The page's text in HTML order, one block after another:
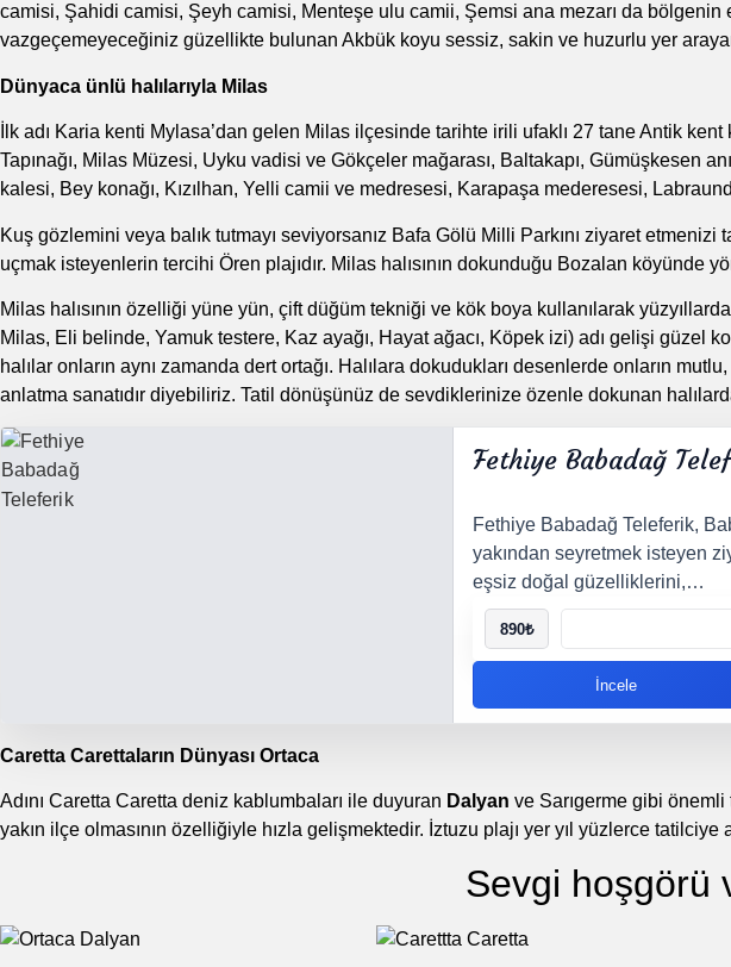
camisi, Şahidi camisi, Şeyh camisi, Menteşe ulu camii, Şemsi ana mezarı da
vazgeçemeyeceğiniz güzellikte bulunan Akbük koyu sessiz, sakin ve huzurlu yer
Dünyaca ünlü halılarıyla Milas
İlk adı Karia kenti Mylasa’dan gelen Milas ilçesinde tarihte irili ufaklı 27 tane Antik
Tapınağı, Milas Müzesi, Uyku vadisi ve Gökçeler mağarası, Baltakapı, Gümüşkesen
kalesi, Bey konağı, Kızılhan, Yelli camii ve medresesi, Karapaşa mederesesi,
Kuş gözlemini veya balık tutmayı seviyorsanız Bafa Gölü Milli Parkını ziyaret
uçmak isteyenlerin tercihi Ören plajıdır. Milas halısının dokunduğu Bozalan köyünde
Milas halısının özelliği yüne yün, çift düğüm tekniği ve kök boya kullanılarak
Milas, Eli belinde, Yamuk testere, Kaz ayağı, Hayat ağacı, Köpek izi) adı gelişi güzel
halılar onların aynı zamanda dert ortağı. Halılara dokudukları desenlerde onların
anlatma sanatıdır diyebiliriz. Tatil dönüşünüz de sevdiklerinize özenle dokunan
Fethiye Babadağ
Fethiye Babadağ Teleferik,
yakından seyretmek isteyen
eşsiz doğal güzelliklerini,…
890₺
İncele
Caretta Carettaların Dünyası Ortaca
Adını Caretta Caretta deniz kablumbaları ile duyuran Dalyan ve Sarıgerme gibi önemli
yakın ilçe olmasının özelliğiyle hızla gelişmektedir. İztuzu plajı yer yıl yüzlerce tatilciye
Sevgi hoşgörü